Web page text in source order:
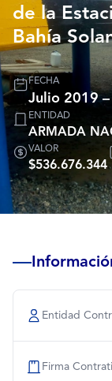
de la
Bahía
FECHA
Julio 2019
ENTIDAD
ARMADA
VALOR
$536.676.344
Entidad
Firma